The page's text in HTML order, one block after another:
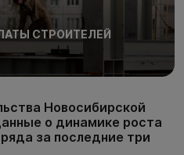
СТРОИТЕЛЕЙ
Новосибирской
о динамике роста
за последние три